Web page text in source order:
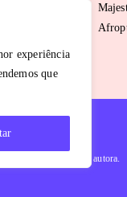
experiência
que
autorização prévia da autora.